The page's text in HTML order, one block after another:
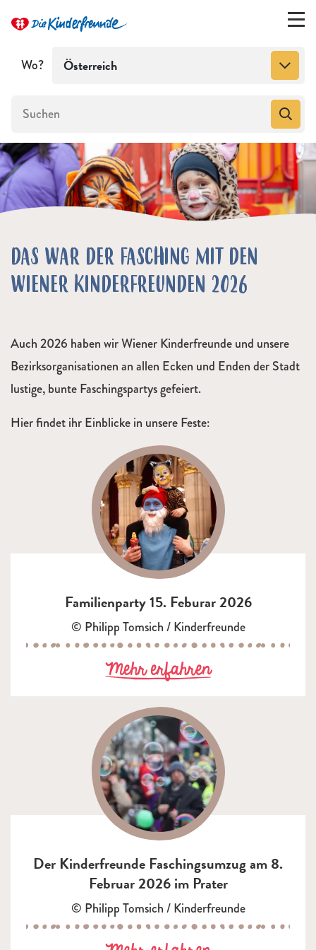
Wo? Österreich
DAS WAR DER FASCHING MIT DEN
WIENER KINDERFREUNDEN 2026
Auch 2026 haben wir Wiener Kinderfreunde und unsere
Bezirksorganisationen an allen Ecken und Enden der Stadt
lustige, bunte Faschingspartys gefeiert.
Hier findet ihr Einblicke in unsere Feste:
Familienparty 15. Feburar 2026
© Philipp Tomsich / Kinderfreunde
Mehr erfahrenzu
Der Kinderfreunde Faschingsumzug am 8.
Februar 2026 im Prater
© Philipp Tomsich / Kinderfreunde